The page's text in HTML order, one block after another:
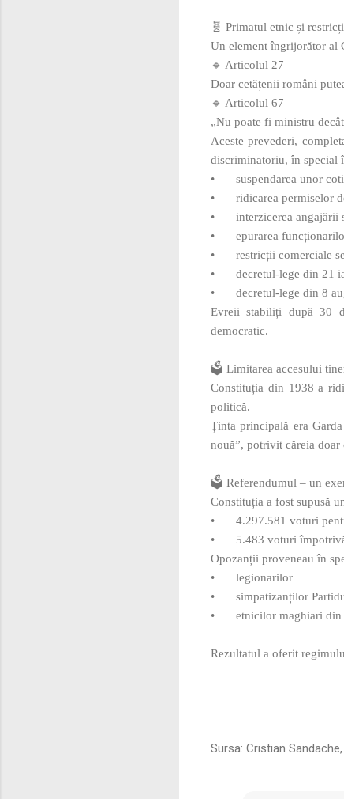
🧬 Primatul etnic și
Un element îngrijorător al
🔹 Articolul 27
Doar cetățenii români
🔹 Articolul 67
„Nu poate fi ministru
Aceste prevederi,
discriminatoriu, în special
•
suspendarea unor
•
ridicarea permiselor
•
interzicerea angajării
•
epurarea
•
restricții comerciale
•
decretul‑lege din 21
•
decretul‑lege din 8
Evreii stabiliți după 30
democratic.
🗳️ Limitarea accesului
Constituția din 1938 a
politică.
Ținta principală era
nouă”, potrivit căreia
🗳️ Referendumul – un
Constituția a fost supusă
•
4.297.581 voturi
•
5.483 voturi
Opozanții proveneau în
•
legionarilor
•
simpatizanților
•
etnicilor maghiari
Rezultatul a oferit
Sursa: Cristian Sandache,